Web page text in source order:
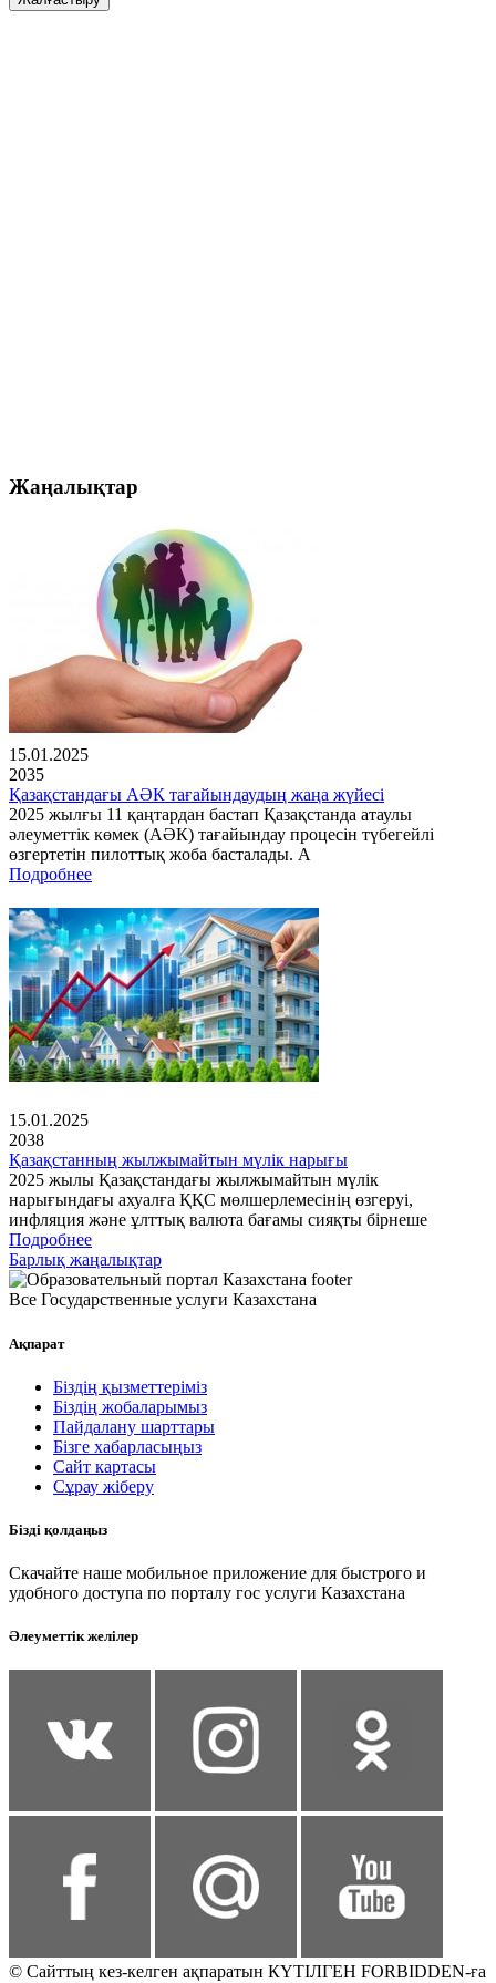
Жаңалықтар
15.01.2025
2035
Қазақстандағы АӘК тағайындаудың жаңа жүйесі
2025 жылғы 11 қаңтардан бастап Қазақстанда атаулы
әлеуметтік көмек (АӘК) тағайындау процесін түбегейлі
өзгертетін пилоттық жоба басталады. А
Подробнее
15.01.2025
2038
Қазақстанның жылжымайтын мүлік нарығы
2025 жылы Қазақстандағы жылжымайтын мүлік
нарығындағы ахуалға ҚҚС мөлшерлемесінің өзгеруі,
инфляция және ұлттық валюта бағамы сияқты бірнеше
Подробнее
Барлық жаңалықтар
Все Государственные услуги Казахстана
Ақпарат
Біздің қызметтеріміз
Біздің жобаларымыз
Пайдалану шарттары
Бізге хабарласыңыз
Сайт картасы
Сұрау жіберу
Бізді қолдаңыз
Скачайте наше мобильное приложение для быстрого и
удобного доступа по порталу гос услуги Казахстана
Әлеуметтік желілер
© Сайттың кез-келген ақпаратын КҮТІЛГЕН FORBIDDEN-ға